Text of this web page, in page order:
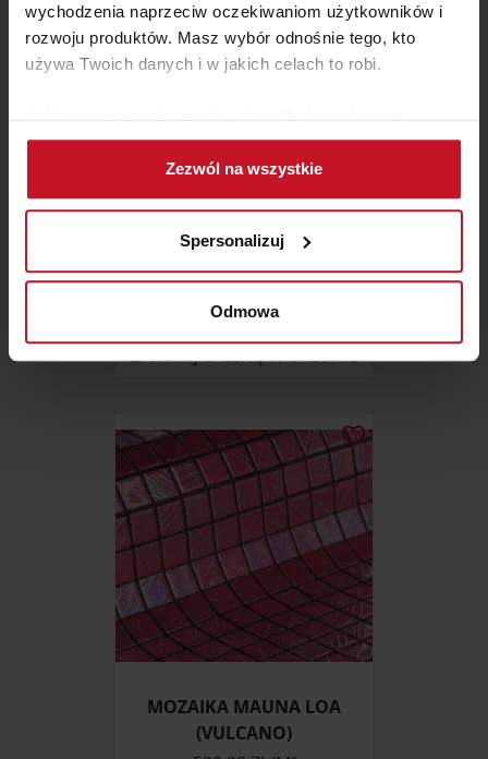
wychodzenia naprzeciw oczekiwaniom użytkowników i
rozwoju produktów. Masz wybór odnośnie tego, kto
używa Twoich danych i w jakich celach to robi.
Jeśli wyrazisz na to zgodę, chcielibyśmy również:
Gromadzić dane dotyczące Twojej lokalizacji
geograficznej z dokładnością nawet do kilku metrów
Identyfikować Twoje urządzenie, aktywnie
(fingerprinting, czyli wirtualny odcisk palca)
Dowiedz się więcej odnośnie tego, jak Twoje osobiste
dane są przetwarzane oraz ustaw własne preferencje w
zmienić lub wycofać swoją zgodę w dowolnej chwili.
i reklam, aby oferować funkcje społecznościowe i
analizować ruch w naszej witrynie. Informacje o tym, jak
korzystasz z naszej witryny, udostępniamy partnerom
społecznościowym, reklamowym i analitycznym.
Partnerzy mogą połączyć te informacje z innymi danymi
otrzymanymi od Ciebie lub uzyskanymi podczas
korzystania z ich usług.
Zezwól na wszystkie
Spersonalizuj
Odmowa
SAUNA FIŃSKA
ZAPYTAJ O CENĘ W SALONIE
MOZAIKA MAUNA LOA
(VULCANO)